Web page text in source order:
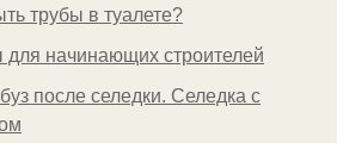
трубы в туалете?
начинающих строителей
после селедки. Селедка с